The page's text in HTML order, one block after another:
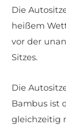
Die
heißem
vor der
Sitzes.
Die
Bambus ist
gleichzeitig